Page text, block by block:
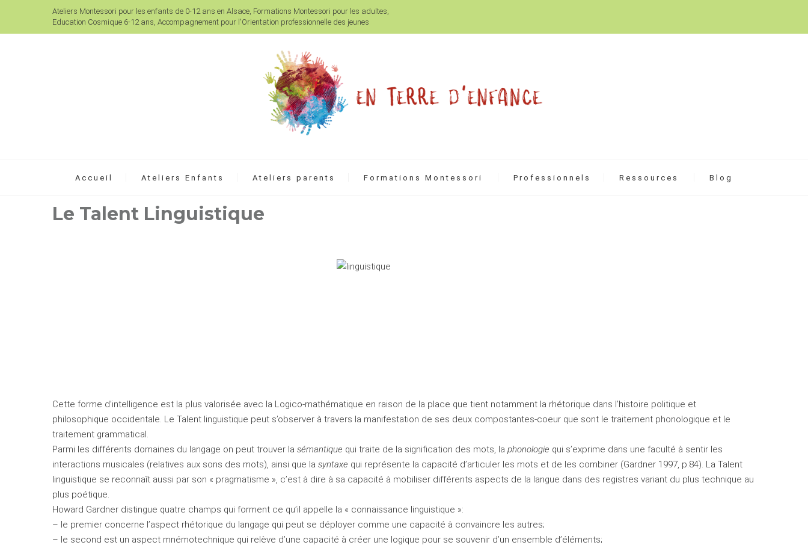
Ateliers Montessori pour les enfants de 0-12 ans en Alsace, Formations Montessori pour les adultes,
Education Cosmique 6-12 ans, Accompagnement pour l'Orientation professionnelle des jeunes
Accueil Ateliers Enfants Ateliers parents Formations Montessori Professionnels Ressources Blog
Le Talent Linguistique
Cette forme d’intelligence est la plus valorisée avec la Logico-mathématique en raison de la place que tient notamment la rhétorique dans l’histoire politique et
philosophique occidentale. Le Talent linguistique peut s’observer à travers la manifestation de ses deux compostantes-coeur que sont le traitement phonologique et le
traitement grammatical.
Parmi les différents domaines du langage on peut trouver la sémantique qui traite de la signification des mots, la phonologie qui s’exprime dans une faculté à sentir les
interactions musicales (relatives aux sons des mots), ainsi que la syntaxe qui représente la capacité d’articuler les mots et de les combiner (Gardner 1997, p.84). La Talent
linguistique se reconnaît aussi par son « pragmatisme », c’est à dire à sa capacité à mobiliser différents aspects de la langue dans des registres variant du plus technique au
plus poétique.
Howard Gardner distingue quatre champs qui forment ce qu’il appelle la « connaissance linguistique »:
– le premier concerne l’aspect rhétorique du langage qui peut se déployer comme une capacité à convaincre les autres;
– le second est un aspect mnémotechnique qui relève d’une capacité à créer une logique pour se souvenir d’un ensemble d’éléments;